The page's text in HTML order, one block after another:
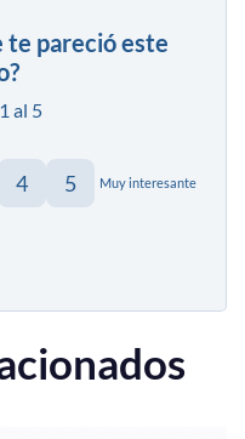
te pareció este
al 5
4 5 Muy interesante